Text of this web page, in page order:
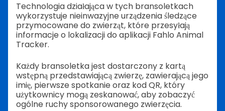
Technologia działająca w tych bransoletkach
wykorzystuje nieinwazyjne urządzenia śledzące
przymocowane do zwierząt, które przesyłają
informacje o lokalizacji do aplikacji Fahlo Animal
Tracker.
Każdy bransoletka jest dostarczony z kartą
wstępną przedstawiającą zwierzę, zawierającą jego
imię, pierwsze spotkanie oraz kod QR, który
użytkownicy mogą zeskanować, aby zobaczyć
ogólne ruchy sponsorowanego zwierzęcia.